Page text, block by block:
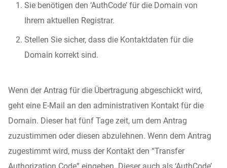
Sie benötigen den ‘AuthCode’ für die Domain von
Ihrem aktuellen Registrar.
Stellen Sie sicher, dass die Kontaktdaten für die
Domain korrekt sind.
Wenn der Antrag für die Übertragung abgeschickt wird,
geht eine E-Mail an den administrativen Kontakt für die
Domain. Dieser hat fünf Tage zeit, um dem Antrag
zuzustimmen oder diesen abzulehnen. Wenn dem Antrag
zugestimmt wird, muss der Kontakt den “Transfer